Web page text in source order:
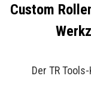
Custom
Der TR